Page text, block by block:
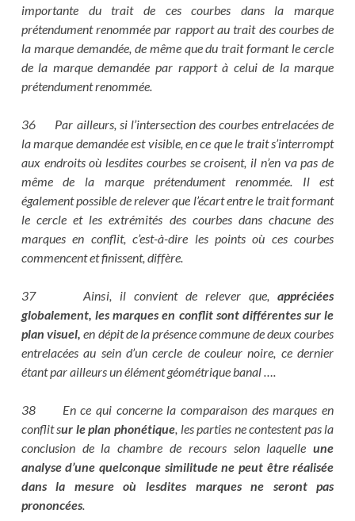
importante du trait de ces courbes dans la marque
prétendument renommée par rapport au trait des courbes de
la marque demandée, de même que du trait formant le cercle
de la marque demandée par rapport à celui de la marque
prétendument renommée.
36 Par ailleurs, si l’intersection des courbes entrelacées de
la marque demandée est visible, en ce que le trait s’interrompt
aux endroits où lesdites courbes se croisent, il n’en va pas de
même de la marque prétendument renommée. Il est
également possible de relever que l’écart entre le trait formant
le cercle et les extrémités des courbes dans chacune des
marques en conflit, c’est-à-dire les points où ces courbes
commencent et finissent, diffère.
37 Ainsi, il convient de relever que, appréciées
globalement, les marques en conflit sont différentes sur le
plan visuel, en dépit de la présence commune de deux courbes
entrelacées au sein d’un cercle de couleur noire, ce dernier
étant par ailleurs un élément géométrique banal ….
38 En ce qui concerne la comparaison des marques en
conflit sur le plan phonétique, les parties ne contestent pas la
conclusion de la chambre de recours selon laquelleune
analyse d’une quelconque similitude ne peut être réalisée
dans la mesure où lesdites marques ne seront pas
prononcées.